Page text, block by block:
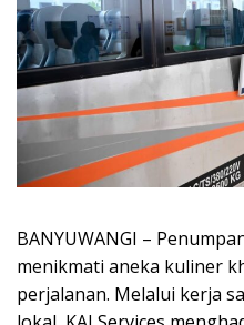
BANYUWANGI –
menikmati aneka kuliner
perjalanan. Melalui kerja